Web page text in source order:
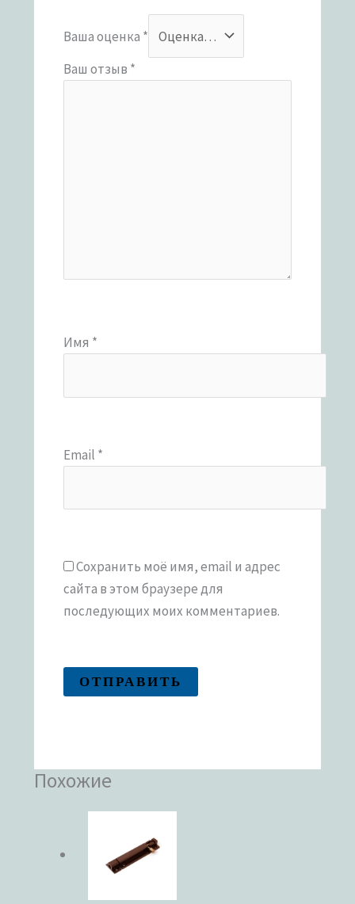
Ваша оценка *
Ваш отзыв *
Имя *
Email *
Сохранить моё имя, email и адрес
сайта в этом браузере для
последующих моих комментариев.
Похожие